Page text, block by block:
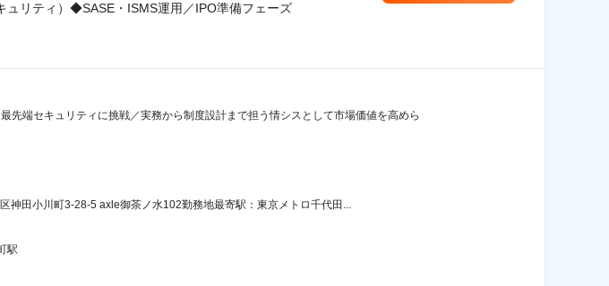
ュリティ）◆SASE・ISMS運用／IPO準備フェーズ
先端セキュリティに挑戦／実務から制度設計まで担う情シスとして市場価値を高めら
神田小川町3-28-5 axle御茶ノ水102勤務地最寄駅：東京メトロ千代田...
駅